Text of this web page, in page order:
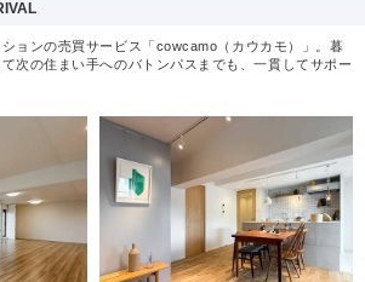
ョンの売買サービス「cowcamo（カウカモ）」。暮
次の住まい手へのバトンパスまでも、一貫してサポー